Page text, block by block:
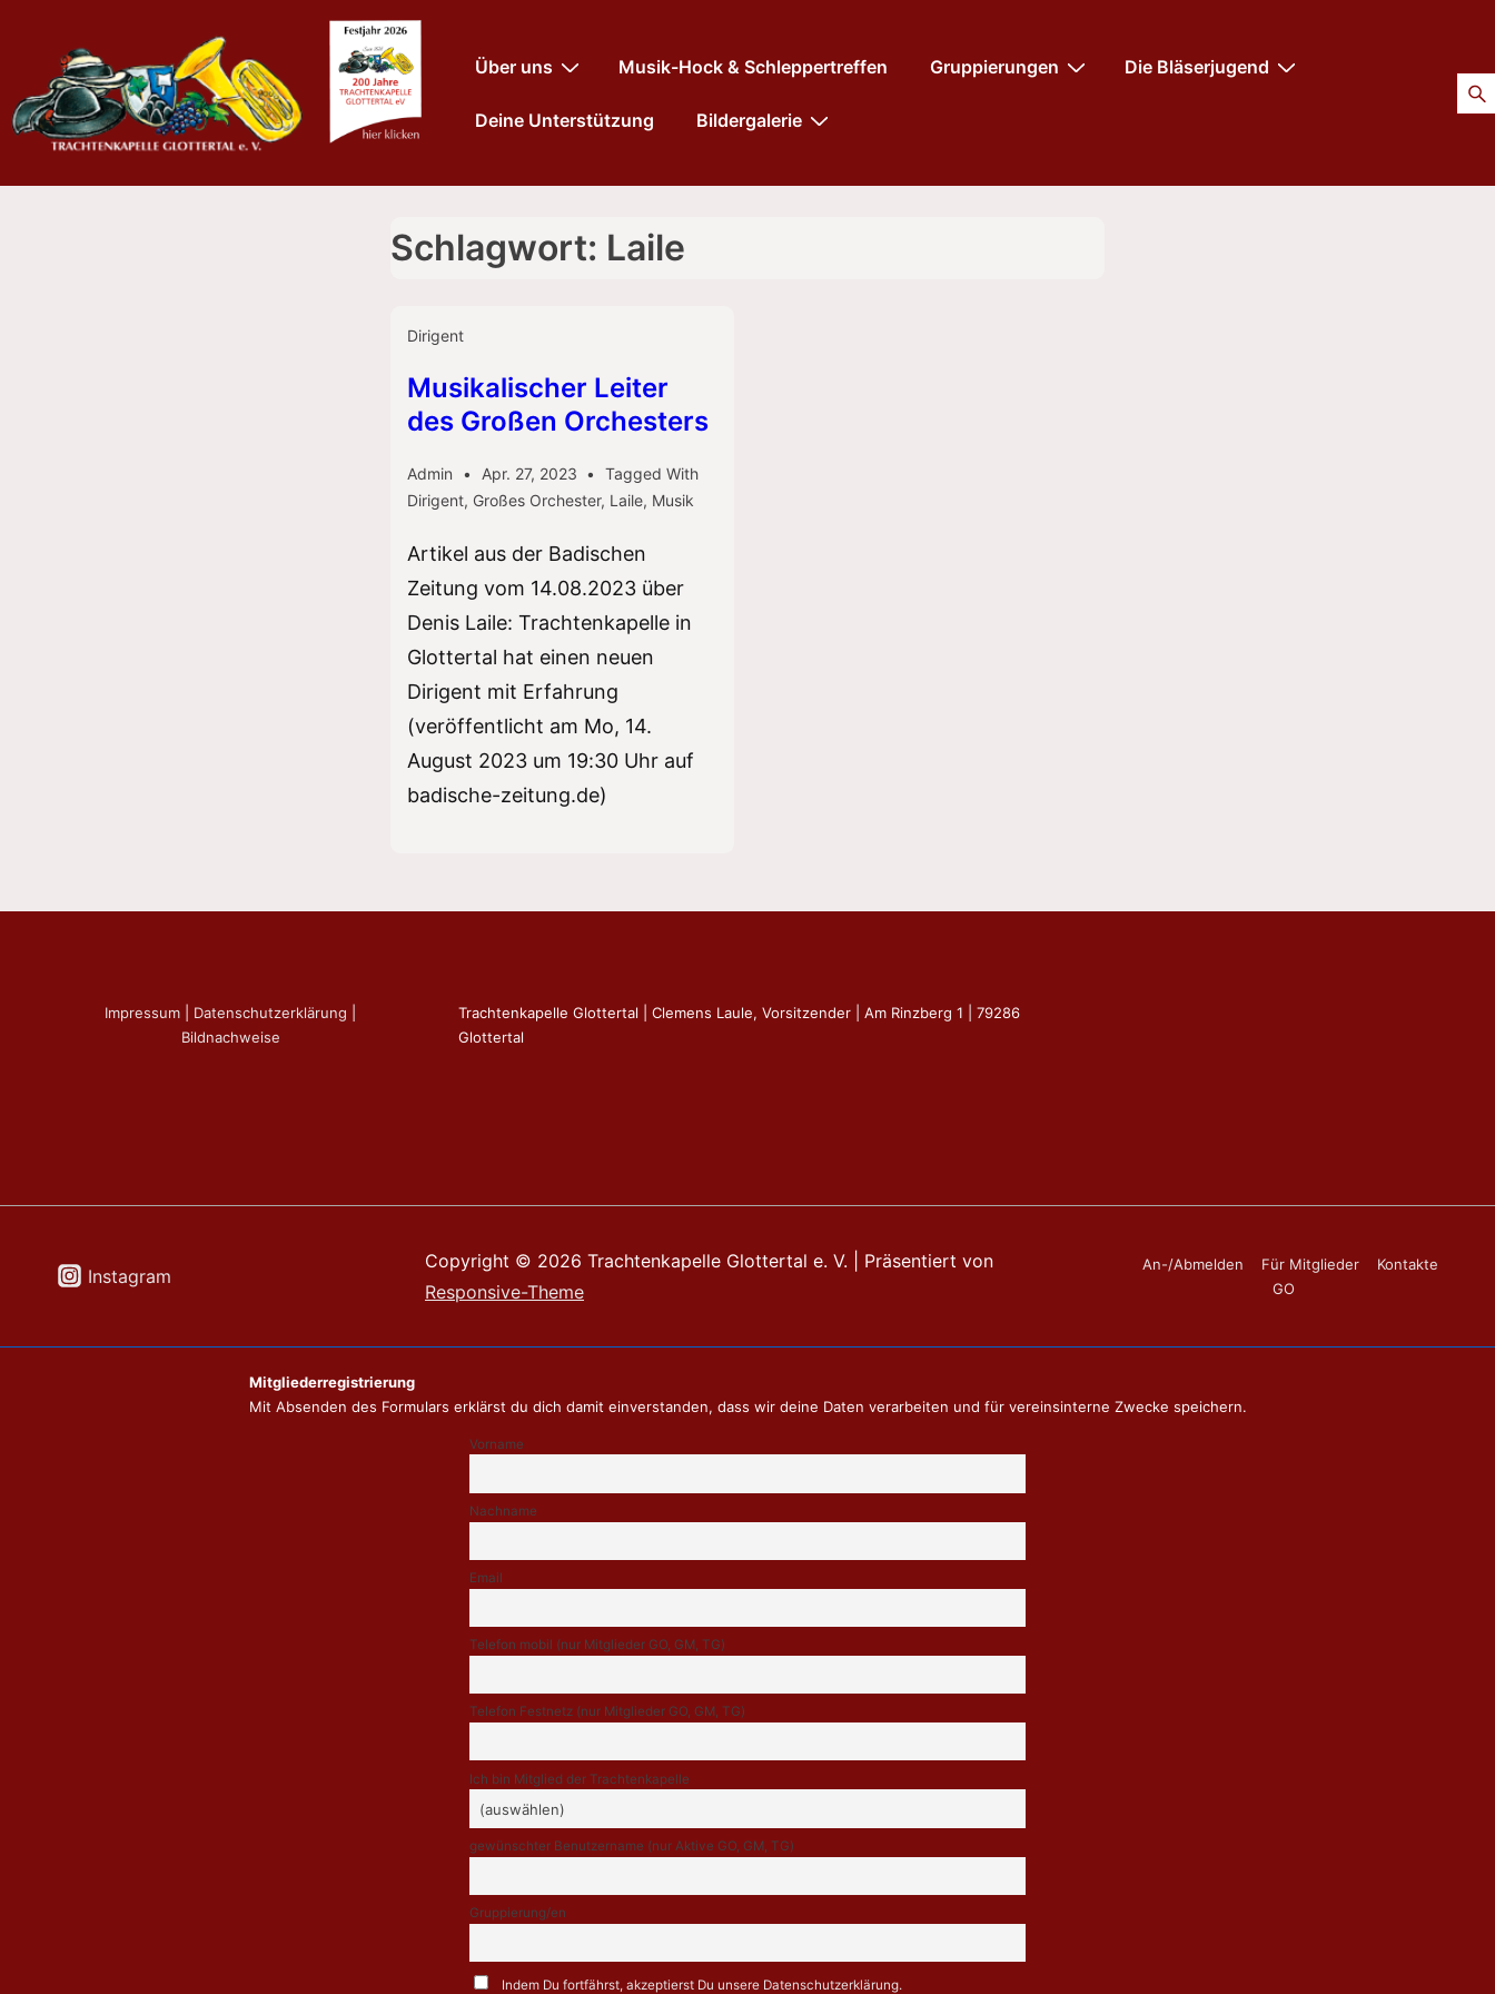
Inhalt
Hauptnavigation
Über uns Musik-Hock & Schleppertreffen Gruppierungen Die Bläserjugend
Deine Unterstützung Bildergalerie
Schlagwort: Laile
Dirigent
Musikalischer Leiter
des Großen Orchesters
Admin Apr. 27, 2023
Tagged With
Dirigent, Großes Orchester, Laile, Musik
Artikel aus der Badischen
Zeitung vom 14.08.2023 über
Denis Laile: Trachtenkapelle in
Glottertal hat einen neuen
Dirigent mit Erfahrung
(veröffentlicht am Mo, 14.
August 2023 um 19:30 Uhr auf
badische-zeitung.de)
Impressum Datenschutzerklärung
Bildnachweise
Trachtenkapelle Glottertal | Clemens Laule, Vorsitzender | Am Rinzberg 1 | 79286
Glottertal
Instagram
Copyright © 2026 Trachtenkapelle Glottertal e. V.
| Präsentiert von
Responsive-Theme
Footer-
An-/Abmelden Für Mitglieder
Kontakte
GO
Mitgliederregistrierung
Mit Absenden des Formulars erklärst du dich damit einverstanden, dass wir deine Daten verarbeiten und für vereinsinterne Zwecke speichern.
Vorname
Nachname
Email
Telefon mobil (nur Mitglieder GO, GM, TG)
Telefon Festnetz (nur Mitglieder GO, GM, TG)
Ich bin Mitglied der Trachtenkapelle
gewünschter Benutzername (nur Aktive GO, GM, TG)
Gruppierung/en
Indem Du fortfährst, akzeptierst Du unsere Datenschutzerklärung.